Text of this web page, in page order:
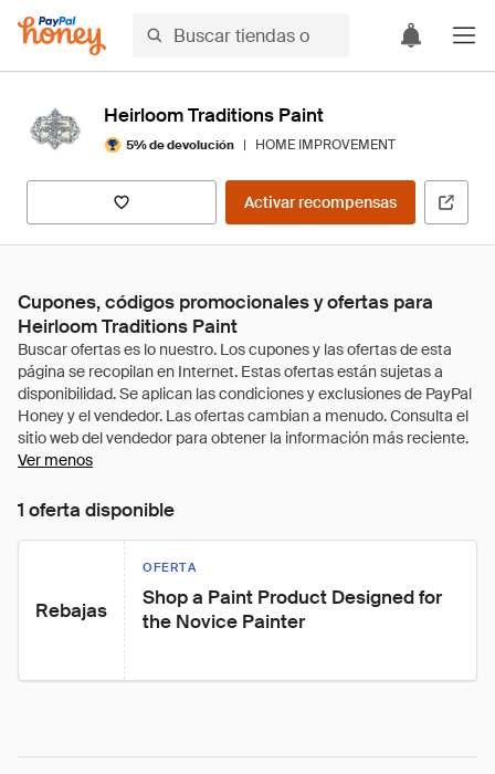
Heirloom Traditions Paint
5% de devolución | HOME IMPROVEMENT
Activar recompensas
Cupones, códigos promocionales y ofertas para
Heirloom Traditions Paint
Ver menos
1 oferta disponible
Rebajas
OFERTA
Shop a Paint Product Designed for
the Novice Painter